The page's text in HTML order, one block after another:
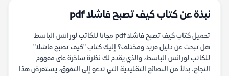
نبذة عن كتاب كيف تصبح فاشلا pdf
تحميل كتاب كيف تصبح فاشلا pdf مجانا للكاتب لورانس الباسط
هل تبحث عن دليل فريد ومختلف؟ إليك كتاب "كيف تصبح فاشلا"
للكاتب لورانس الباسط، والذي يقدم لك نظرة ساخرة على مفهوم
النجاح. بدلاً من النصائح التقليدية التي تدعو إلى التفوق، يستعرض هذا